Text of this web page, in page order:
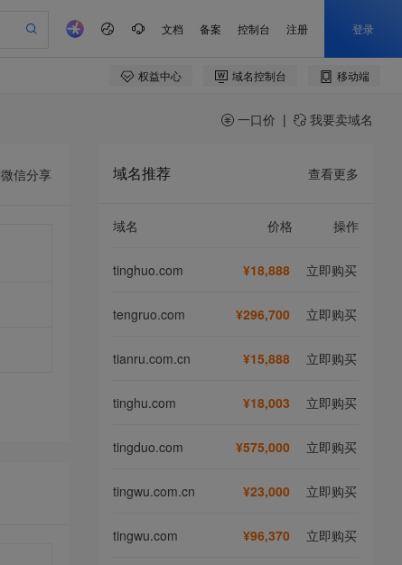
一口价 | 我要卖域名
微信分享 域名推荐 查看更多
域名 价格 操作
tinghuo.com ¥18,888 立即购买
tengruo.com ¥296,700 立即购买
tianru.com.cn ¥15,888 立即购买
tinghu.com ¥18,003 立即购买
tingduo.com ¥575,000 立即购买
tingwu.com.cn ¥23,000 立即购买
tingwu.com ¥96,370 立即购买